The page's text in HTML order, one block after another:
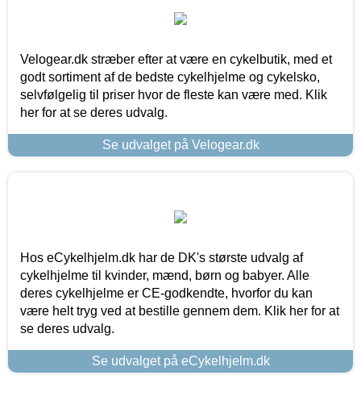
Velogear.dk stræber efter at være en cykelbutik, med et
godt sortiment af de bedste cykelhjelme og cykelsko,
selvfølgelig til priser hvor de fleste kan være med. Klik
her for at se deres udvalg.
Se udvalget på Velogear.dk
Hos eCykelhjelm.dk har de DK's største udvalg af
cykelhjelme til kvinder, mænd, børn og babyer. Alle
deres cykelhjelme er CE-godkendte, hvorfor du kan
være helt tryg ved at bestille gennem dem. Klik her for at
se deres udvalg.
Se udvalget på eCykelhjelm.dk